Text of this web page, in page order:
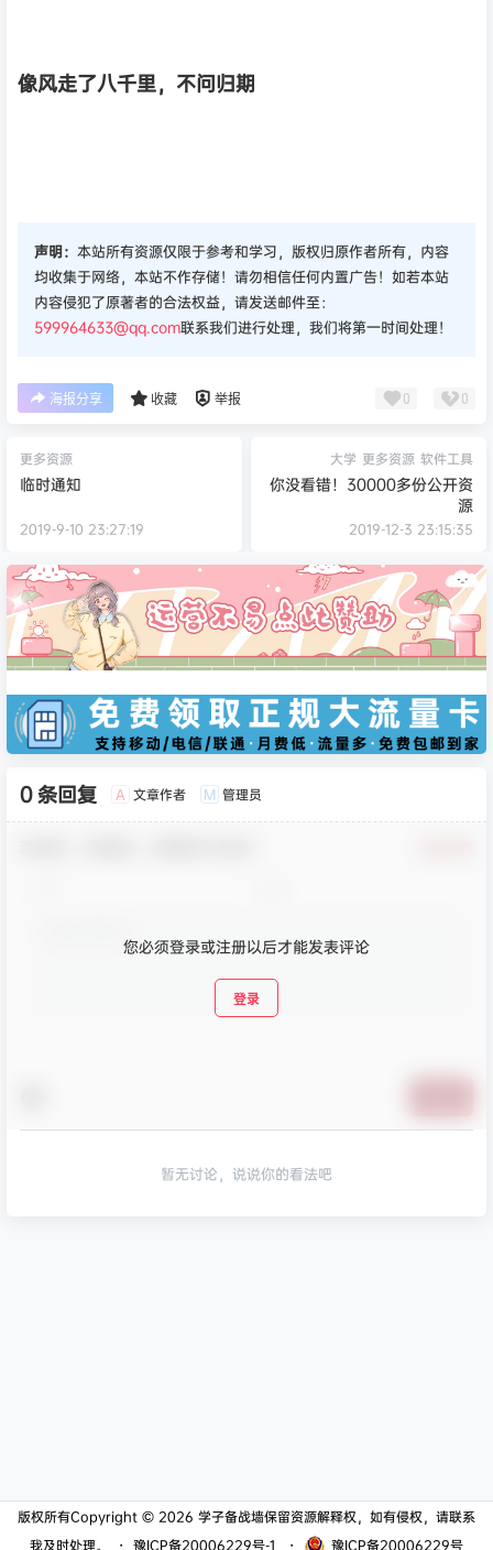
像风走了八千里，不问归期
声明： 本站所有资源仅限于参考和学习，版权归原作者所有，内容
均收集于网络，本站不作存储！请勿相信任何内置广告！如若本站
内容侵犯了原著者的合法权益，请发送邮件至：
599964633@qq.com联系我们进行处理，我们将第一时间处理！
海报分享 收藏 举报 0 0
更多资源
临时通知
2019-9-10 23:27:19
大学 更多资源 软件工具
你没看错！30000多份公开资
源
2019-12-3 23:15:35
0 条回复 A 文章作者 M 管理员
您必须登录或注册以后才能发表评论
登录
暂无讨论，说说你的看法吧
版权所有Copyright © 2026 学子备战墙保留资源解释权，如有侵权，请联系
我及时处理。
・ 豫ICP备20006229号-1 ・ 豫ICP备20006229号